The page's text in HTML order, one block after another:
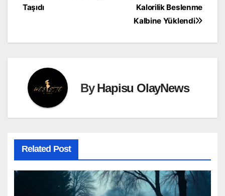
Kalorilik Beslenme
Kalbine Yüklendi
Taşıdı
ByHapisu OlayNews
Related Post